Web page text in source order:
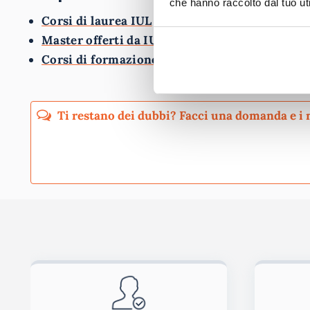
che hanno raccolto dal tuo
Corsi di laurea IUL
Master offerti da IUL
Corsi di formazione IUL
Pubblicando questo commento dai il consenso affinché un cookie salvi i tuoi dati